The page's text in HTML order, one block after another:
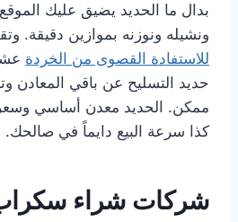
بدال ما الحديد يضيق عليك
ونشيله ونوزنه بموازين دقيقة.
للاستفادة القصوى من الخردة
حديد التسليح عن باقي المعادن
ممكن. الحديد معدن أساسي
كذا سرعة البيع دايماً في صالحك.
شركات شراء